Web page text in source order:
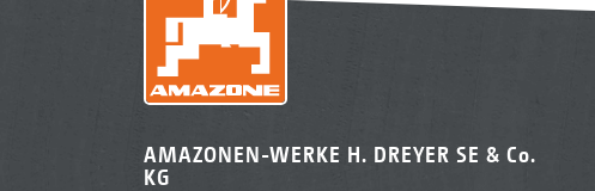
AMAZONEN-WERKE H. DREYER SE & Co.
KG